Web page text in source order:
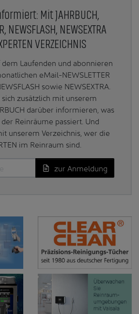
Mit JAHRBUCH,
NEWSFLASH, NEWSEXTRA
VERZEICHNIS
dem Laufenden und abonnieren
eMail-NEWSLETTER
sowie NEWSEXTRA.
sich zusätzlich mit unserem
darüber informieren, was
Reinräume passiert. Und
unserem Verzeichnis, wer die
im Reinraum sind.
zur Anmeldung